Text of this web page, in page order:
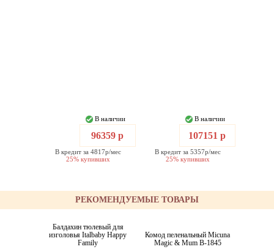
В наличии
96359 р
В кредит за 4817р/мес
25% купивших
В наличии
107151 р
В кредит за 5357р/мес
25% купивших
РЕКОМЕНДУЕМЫЕ ТОВАРЫ
Балдахин тюлевый для
изголовья Italbaby Happy
Family
Комод пеленальный Micuna
Magic & Mum B-1845